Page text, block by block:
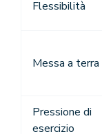
Flessibilità
Messa a terra
Pressione di
esercizio